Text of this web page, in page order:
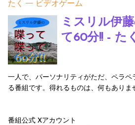
たく ビデオゲーム
ミスリル伊
て60分!! - たく
一人で、パーソナリティがただ、ペラペ
る番組です。得れるものは、何もありま
番組公式 Xアカウント